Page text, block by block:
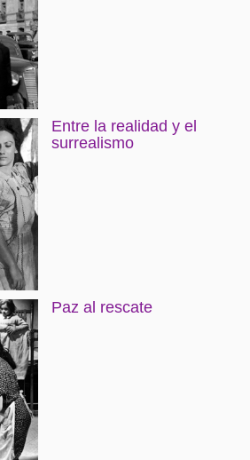
Entre la realidad y el
surrealismo
Paz al rescate